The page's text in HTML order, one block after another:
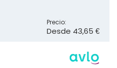
Precio:
Desde 43,65 €